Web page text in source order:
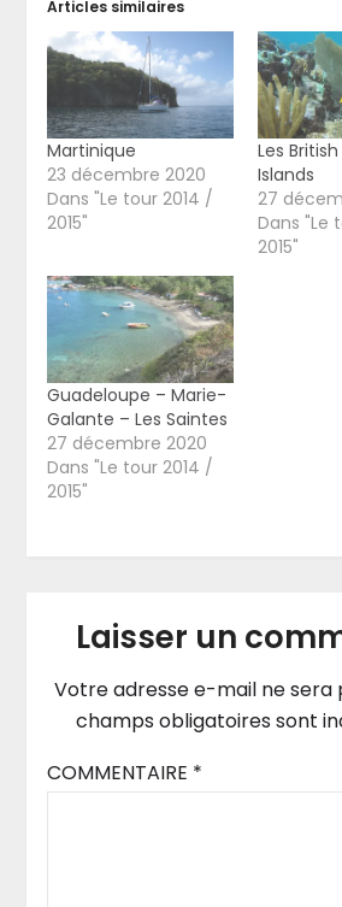
Articles similaires
Martinique
23 décembre 2020
Dans "Le tour 2014 /
2015"
Les
Islands
27
Dans "Le
2015"
Guadeloupe – Marie-
Galante – Les Saintes
27 décembre 2020
Dans "Le tour 2014 /
2015"
Laisser un
Votre adresse e-mail ne sera
champs obligatoires sont
COMMENTAIRE *